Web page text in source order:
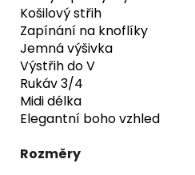
Košilový střih
Zapínání na knoflíky
Jemná výšivka
Výstřih do V
Rukáv 3/4
Midi délka
Elegantní boho vzhled
Rozměry